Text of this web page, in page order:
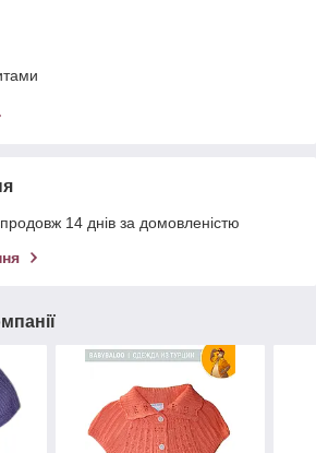
14 днів за домовленістю